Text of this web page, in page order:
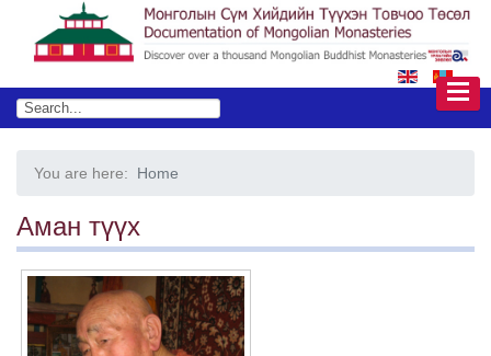
You are here: Home
Аман түүх